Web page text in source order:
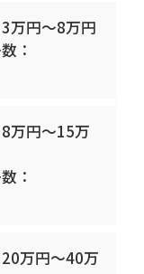
万円〜8万円
：
万円〜15万
：
万円〜40万